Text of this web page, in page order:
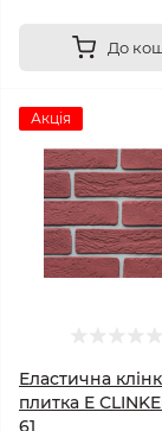
До
Акція
Еластична
плитка E
61